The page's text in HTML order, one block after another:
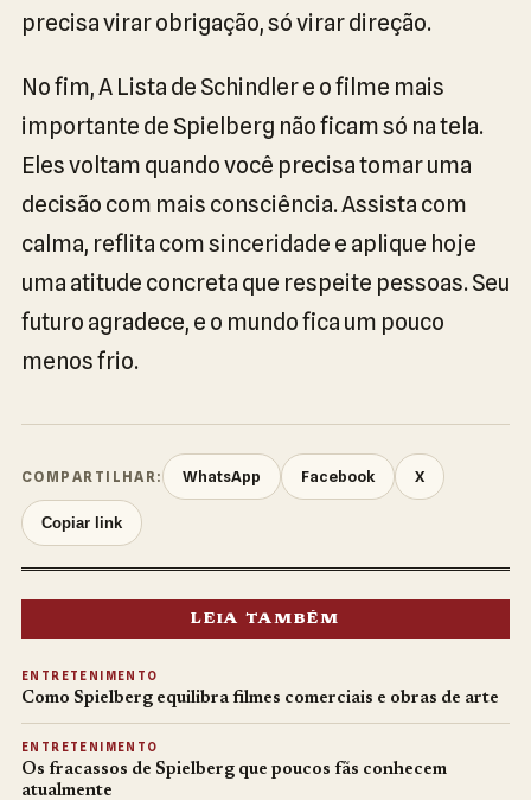
precisa virar obrigação, só virar direção.
No fim, A Lista de Schindler e o filme mais
importante de Spielberg não ficam só na tela.
Eles voltam quando você precisa tomar uma
decisão com mais consciência. Assista com
calma, reflita com sinceridade e aplique hoje
uma atitude concreta que respeite pessoas. Seu
futuro agradece, e o mundo fica um pouco
menos frio.
COMPARTILHAR: WhatsApp Facebook X
Copiar link
LEIA TAMBÉM
ENTRETENIMENTO
Como Spielberg equilibra filmes comerciais e obras de arte
ENTRETENIMENTO
Os fracassos de Spielberg que poucos fãs conhecem
atualmente